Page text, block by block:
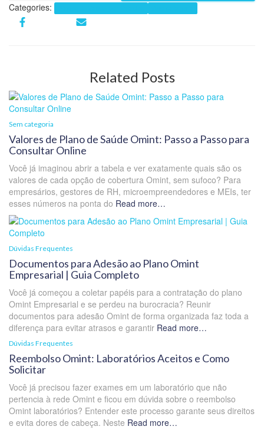
Categories:
Related Posts
Sem categoria
Valores de Plano de Saúde Omint: Passo a Passo para
Consultar Online
Você já imaginou abrir a tabela e ver exatamente quais são os
valores de cada opção de cobertura Omint, sem sufoco? Para
empresários, gestores de RH, microempreendedores e MEIs, ter
esses números na ponta do Read more…
Dúvidas Frequentes
Documentos para Adesão ao Plano Omint
Empresarial | Guia Completo
Você já começou a coletar papéis para a contratação do plano
Omint Empresarial e se perdeu na burocracia? Reunir
documentos para adesão Omint de forma organizada faz toda a
diferença para evitar atrasos e garantir Read more…
Dúvidas Frequentes
Reembolso Omint: Laboratórios Aceitos e Como
Solicitar
Você já precisou fazer exames em um laboratório que não
pertencia à rede Omint e ficou em dúvida sobre o reembolso
Omint laboratórios? Entender este processo garante seus direitos
e evita dores de cabeça. Neste Read more…